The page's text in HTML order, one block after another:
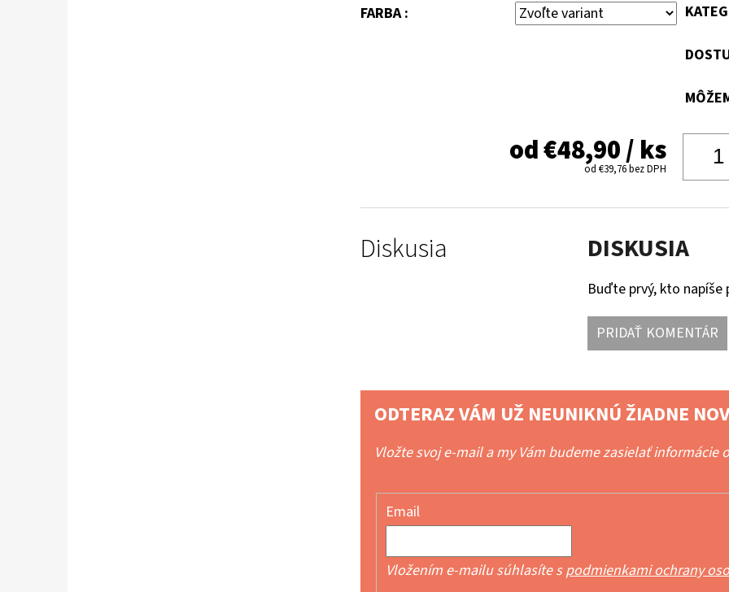
FARBA :
od€48,90/ ks
od €39,76bez DPH
Diskusia DISKUSIA
Buďte prvý, kto
PRIDAŤ KOMENTÁR
ODTERAZ VÁM UŽ NEUNIKNÚ ŽIADNE
Vložte svoj e-mail a my Vám budeme zasielať
Email
Vložením e-mailu súhlasíte spodmienkami ochrany